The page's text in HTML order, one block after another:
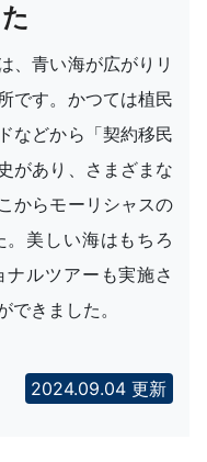
、青い海が広がりリ
です。かつては植民
などから「契約移民
があり、さまざまな
からモーリシャスの
美しい海はもちろ
ルツアーも実施さ
きました。
2024.09.04 更新